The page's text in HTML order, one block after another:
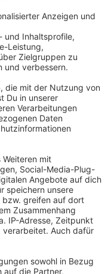
Hilfen.
Thema:
in der Arena